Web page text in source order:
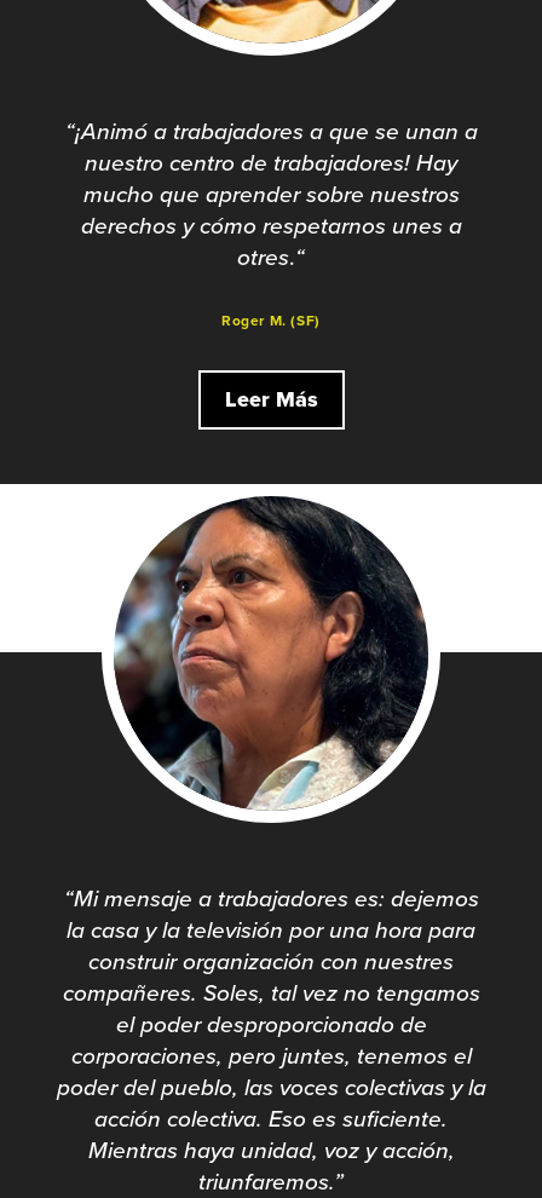
“¡Animó a trabajadores a que se unan a
nuestro centro de trabajadores! Hay
mucho que aprender sobre nuestros
derechos y cómo respetarnos unes a
otres.“
Roger M. (SF)
Leer Más
“Mi mensaje a trabajadores es: dejemos
la casa y la televisión por una hora para
construir organización con nuestres
compañeres. Soles, tal vez no tengamos
el poder desproporcionado de
corporaciones, pero juntes, tenemos el
poder del pueblo, las voces colectivas y la
acción colectiva. Eso es suficiente.
Mientras haya unidad, voz y acción,
triunfaremos.”